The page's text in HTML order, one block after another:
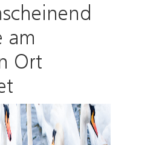
am
Ort